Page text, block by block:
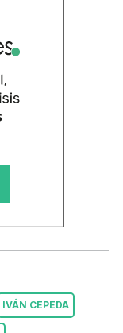
IVÁN CEPEDA